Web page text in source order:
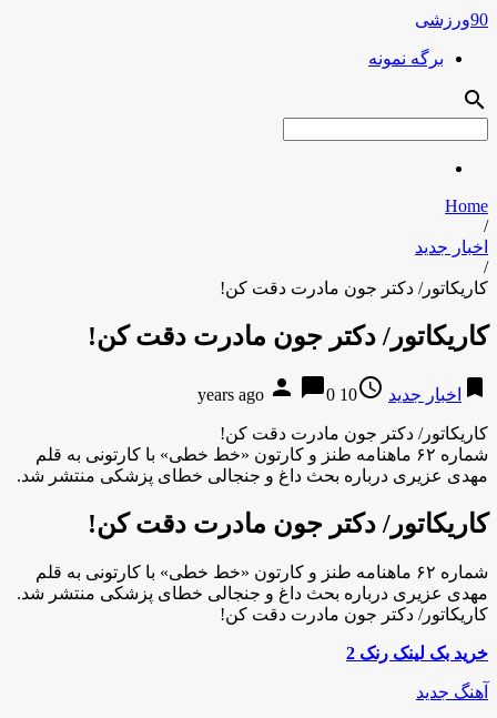
90ورزشی
برگه نمونه
search
Home
/
اخبار جدید
/
کاریکاتور/ دکتر جون مادرت دقت کن!
کاریکاتور/ دکتر جون مادرت دقت کن!
bookmark اخبار جدید access_time
10 years ago
person chat_bubble0
کاریکاتور/ دکتر جون مادرت دقت کن!
شماره ۶۲ ماهنامه طنز و کارتون «خط خطی» با کارتونی به قلم
مهدی عزیری درباره بحث داغ و جنجالی خطای پزشکی منتشر شد.
کاریکاتور/ دکتر جون مادرت دقت کن!
شماره ۶۲ ماهنامه طنز و کارتون «خط خطی» با کارتونی به قلم
مهدی عزیری درباره بحث داغ و جنجالی خطای پزشکی منتشر شد.
کاریکاتور/ دکتر جون مادرت دقت کن!
خرید بک لینک رنک 2
آهنگ جدید